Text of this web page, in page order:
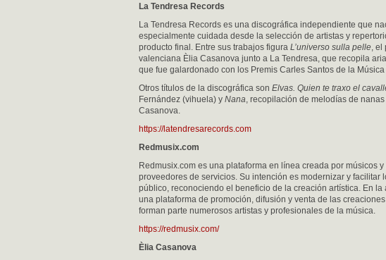
La Tendresa Records
La Tendresa Records es una discográfica independiente que
especialmente cuidada desde la selección de artistas y
producto final. Entre sus trabajos figura L’universo sulla pelle, el
valenciana Èlia Casanova junto a La Tendresa, que recopila
que fue galardonado con los Premis Carles Santos de la
Otros títulos de la discográfica son Elvas. Quien te traxo el
Fernández (vihuela) y Nana, recopilación de melodías de
Casanova.
https://latendresarecords.com
Redmusix.com
Redmusix.com es una plataforma en línea creada por músicos
proveedores de servicios. Su intención es modernizar y facilitar
público, reconociendo el beneficio de la creación artística. En
una plataforma de promoción, difusión y venta de las
forman parte numerosos artistas y profesionales de la música.
https://redmusix.com/
Èlia Casanova